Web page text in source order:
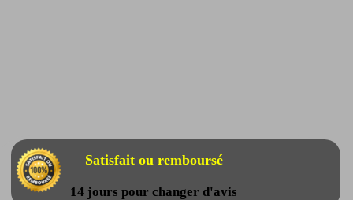
Satisfait ou remboursé
14 jours pour changer d'avis